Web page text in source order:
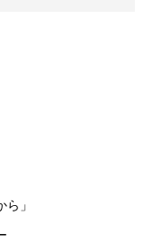
」